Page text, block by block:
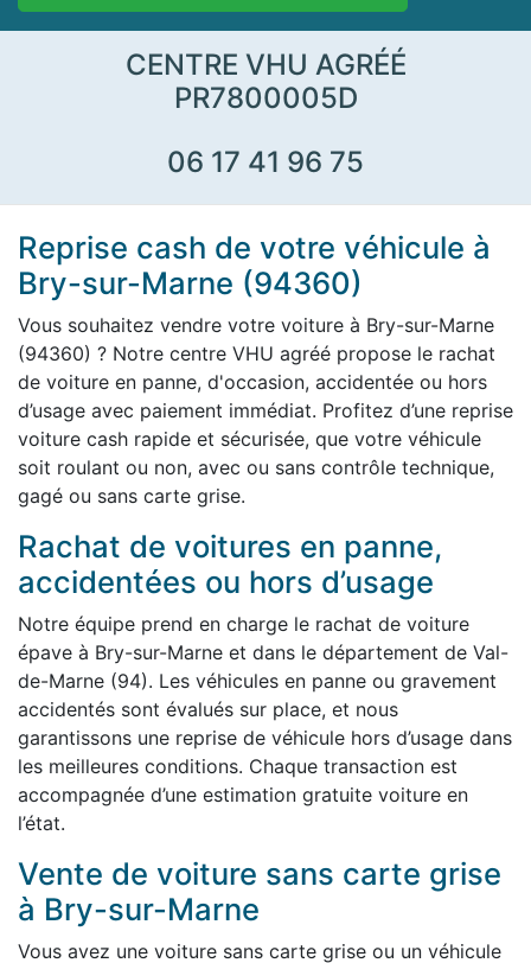
CENTRE VHU AGRÉÉ
PR7800005D
06 17 41 96 75
Reprise cash de votre véhicule à
Bry-sur-Marne (94360)
Vous souhaitez vendre votre voiture à Bry-sur-Marne
(94360) ? Notre centre VHU agréé propose le rachat
de voiture en panne, d'occasion, accidentée ou hors
d’usage avec paiement immédiat. Profitez d’une reprise
voiture cash rapide et sécurisée, que votre véhicule
soit roulant ou non, avec ou sans contrôle technique,
gagé ou sans carte grise.
Rachat de voitures en panne,
accidentées ou hors d’usage
Notre équipe prend en charge le rachat de voiture
épave à Bry-sur-Marne et dans le département de Val-
de-Marne (94). Les véhicules en panne ou gravement
accidentés sont évalués sur place, et nous
garantissons une reprise de véhicule hors d’usage dans
les meilleures conditions. Chaque transaction est
accompagnée d’une estimation gratuite voiture en
l’état.
Vente de voiture sans carte grise
à Bry-sur-Marne
Vous avez une voiture sans carte grise ou un véhicule